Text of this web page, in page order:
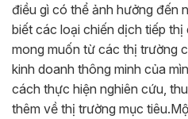
điều gì có thể ảnh hưởng đến
biết các loại chiến dịch tiếp
mong muốn từ các thị trường
kinh doanh thông minh của
cách thực hiện nghiên cứu,
thêm về thị trường mục tiêu.